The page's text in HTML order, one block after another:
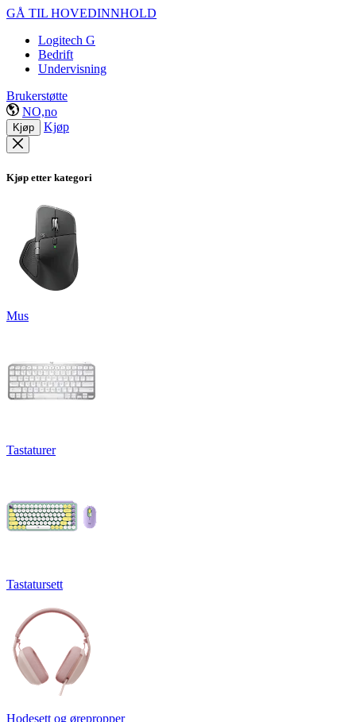
GÅ TIL HOVEDINNHOLD
Logitech G
Bedrift
Undervisning
Brukerstøtte
NO,no
Kjøp Kjøp
Kjøp etter kategori
Mus
Tastaturer
Tastatursett
Hodesett og ørepropper